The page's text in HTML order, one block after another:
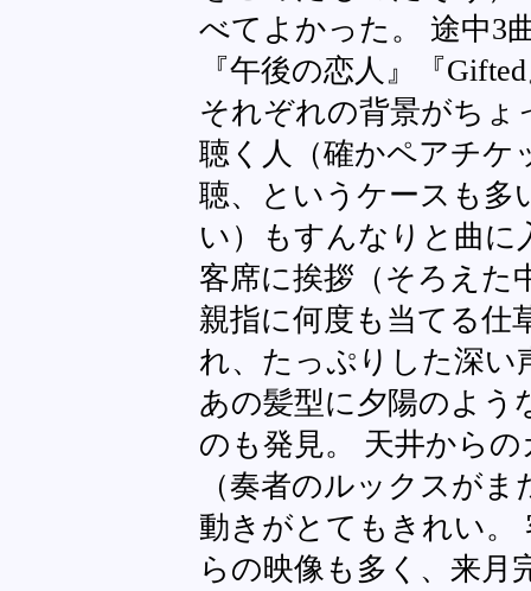
べてよかった。 途中3
『午後の恋人』『
それぞれの背景がちょ
聴く人（確かペアチケ
聴、というケースも多
い）もすんなりと曲に
客席に挨拶（そろえた
親指に何度も当てる仕
れ、たっぷりした深い
あの髪型に夕陽のよう
のも発見。 天井から
（奏者のルックスが
動きがとてもきれい。
らの映像も多く、来月